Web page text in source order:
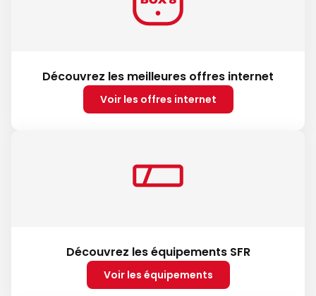
Découvrez les meilleures offres internet
Voir les offres internet
Découvrez les équipements SFR
Voir les équipements